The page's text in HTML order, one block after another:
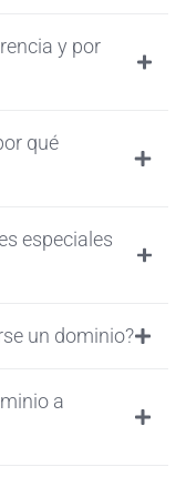
y por
qué
especiales
un dominio?
a